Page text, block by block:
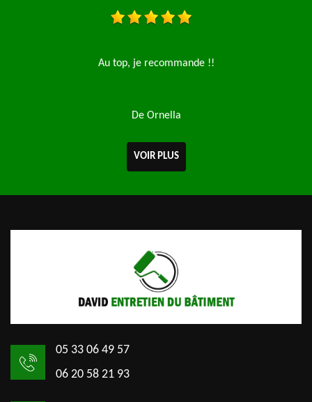
Au top, je recommande !!
De Ornella
VOIR PLUS
05 33 06 49 57
06 20 58 21 93